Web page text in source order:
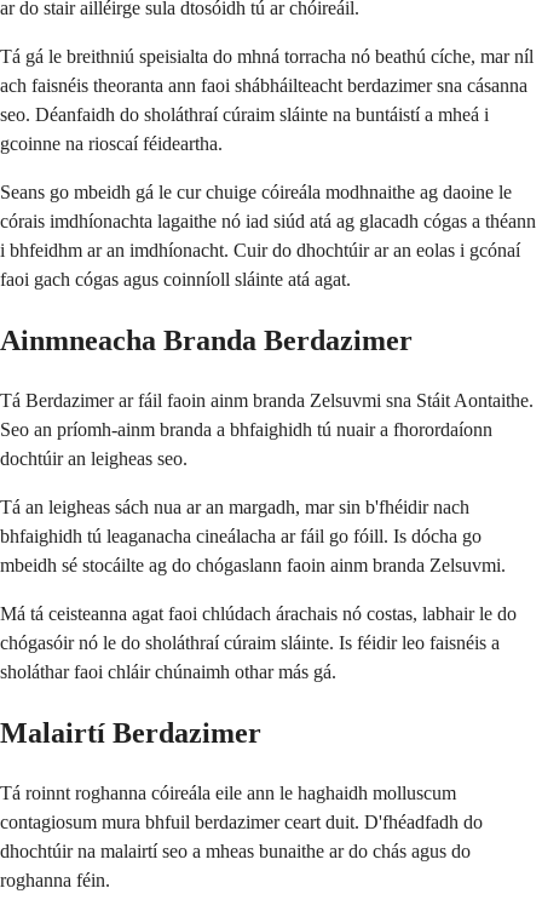
ar do stair ailléirge sula dtosóidh tú ar chóireáil.
Tá gá le breithniú speisialta do mhná torracha nó beathú cíche, mar níl
ach faisnéis theoranta ann faoi shábháilteacht berdazimer sna cásanna
seo. Déanfaidh do sholáthraí cúraim sláinte na buntáistí a mheá i
gcoinne na rioscaí féideartha.
Seans go mbeidh gá le cur chuige cóireála modhnaithe ag daoine le
córais imdhíonachta lagaithe nó iad siúd atá ag glacadh cógas a théann
i bhfeidhm ar an imdhíonacht. Cuir do dhochtúir ar an eolas i gcónaí
faoi gach cógas agus coinníoll sláinte atá agat.
Ainmneacha Branda Berdazimer
Tá Berdazimer ar fáil faoin ainm branda Zelsuvmi sna Stáit Aontaithe.
Seo an príomh-ainm branda a bhfaighidh tú nuair a fhorordaíonn
dochtúir an leigheas seo.
Tá an leigheas sách nua ar an margadh, mar sin b'fhéidir nach
bhfaighidh tú leaganacha cineálacha ar fáil go fóill. Is dócha go
mbeidh sé stocáilte ag do chógaslann faoin ainm branda Zelsuvmi.
Má tá ceisteanna agat faoi chlúdach árachais nó costas, labhair le do
chógasóir nó le do sholáthraí cúraim sláinte. Is féidir leo faisnéis a
sholáthar faoi chláir chúnaimh othar más gá.
Malairtí Berdazimer
Tá roinnt roghanna cóireála eile ann le haghaidh molluscum
contagiosum mura bhfuil berdazimer ceart duit. D'fhéadfadh do
dhochtúir na malairtí seo a mheas bunaithe ar do chás agus do
roghanna féin.